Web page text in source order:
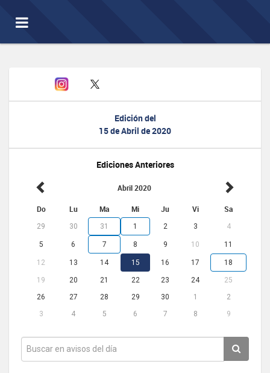
Toggle
navigation
Edición del
15 de Abril de 2020
Ediciones Anteriores
Abril 2020
Do Lu Ma Mi Ju Vi Sa
29 30 31 1 2 3 4
5 6 7 8 9 10 11
12 13 14 15 16 17 18
19 20 21 22 23 24
25
26
27 28 29 30 1
2
3
4 5 6 7 8 9